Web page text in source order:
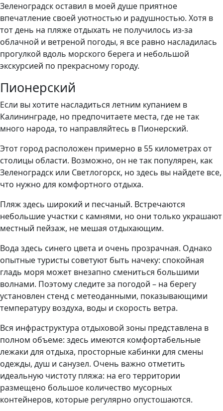
Зеленоградск оставил в моей душе приятное
впечатление своей уютностью и радушностью. Хотя в
тот день на пляже отдыхать не получилось из-за
облачной и ветреной погоды, я все равно насладилась
прогулкой вдоль морского берега и небольшой
экскурсией по прекрасному городу.
Пионерский
Если вы хотите насладиться летним купанием в
Калининграде, но предпочитаете места, где не так
много народа, то направляйтесь в Пионерский.
Этот город расположен примерно в 55 километрах от
столицы области. Возможно, он не так популярен, как
Зеленоградск или Светлогорск, но здесь вы найдете все,
что нужно для комфортного отдыха.
Пляж здесь широкий и песчаный. Встречаются
небольшие участки с камнями, но они только украшают
местный пейзаж, не мешая отдыхающим.
Вода здесь синего цвета и очень прозрачная. Однако
опытные туристы советуют быть начеку: спокойная
гладь моря может внезапно смениться большими
волнами. Поэтому следите за погодой – на берегу
установлен стенд с метеоданными, показывающими
температуру воздуха, воды и скорость ветра.
Вся инфраструктура отдыховой зоны представлена в
полном объеме: здесь имеются комфортабельные
лежаки для отдыха, просторные кабинки для смены
одежды, душ и санузел. Очень важно отметить
идеальную чистоту пляжа: на его территории
размещено большое количество мусорных
контейнеров, которые регулярно опустошаются.